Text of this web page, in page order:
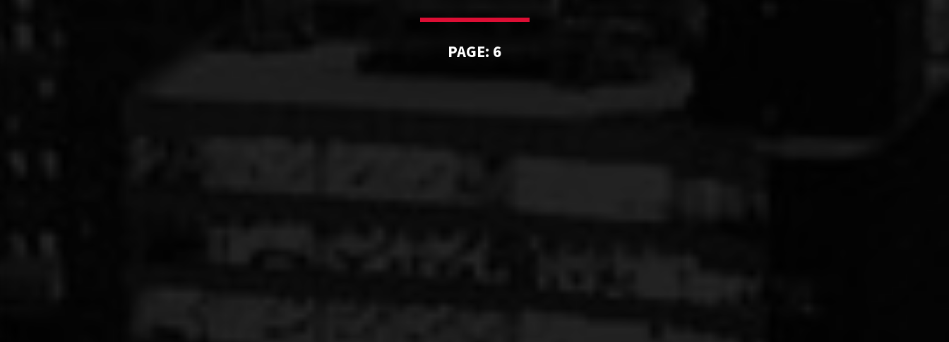
PAGE: 6